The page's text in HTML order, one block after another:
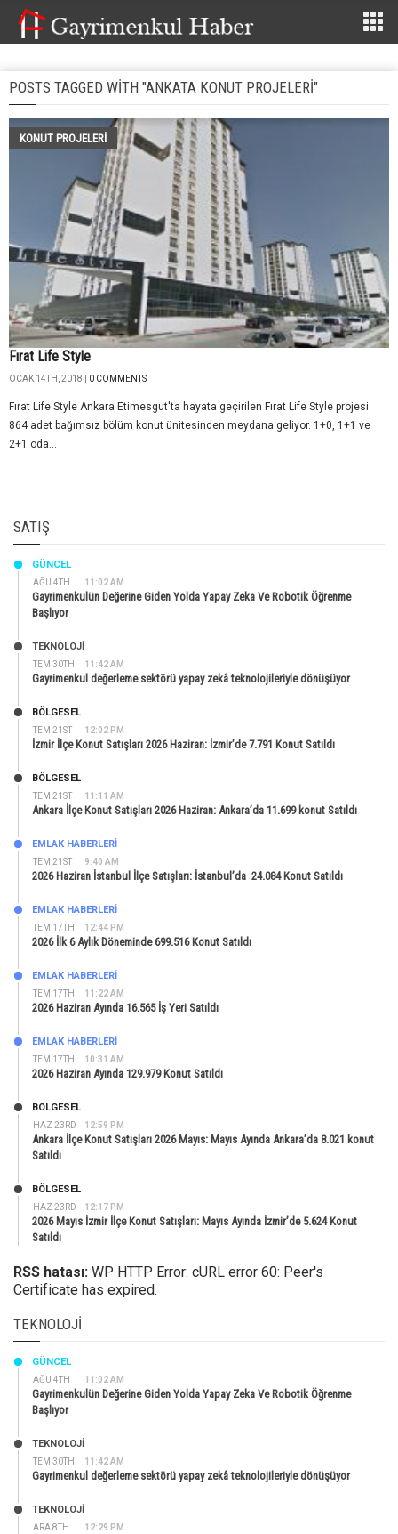
POSTS TAGGED WITH "ANKATA KONUT PROJELERI"
KONUT PROJELERI
Fırat Life Style
OCAK 14TH, 2018 | 0 COMMENTS
Fırat Life Style Ankara Etimesgut'ta hayata geçirilen Fırat Life Style projesi
864 adet bağımsız bölüm konut ünitesinden meydana geliyor. 1+0, 1+1 ve
2+1 oda...
SATIŞ
AĞU 4TH 11:02 AM
GÜNCEL
Gayrimenkulün Değerine Giden Yolda Yapay Zeka Ve Robotik Öğrenme
Başlıyor
TEM 30TH 11:42 AM
TEKNOLOJİ
Gayrimenkul değerleme sektörü yapay zekâ teknolojileriyle dönüşüyor
TEM 21ST 12:02 PM
BÖLGESEL
İzmir İlçe Konut Satışları 2026 Haziran: İzmir’de 7.791 Konut Satıldı
TEM 21ST 11:11 AM
BÖLGESEL
Ankara İlçe Konut Satışları 2026 Haziran: Ankara’da 11.699 konut Satıldı
TEM 21ST 9:40 AM
EMLAK HABERLERI
2026 Haziran İstanbul İlçe Satışları: İstanbul’da 24.084 Konut Satıldı
TEM 17TH 12:44 PM
EMLAK HABERLERI
2026 İlk 6 Aylık Döneminde 699.516 Konut Satıldı
TEM 17TH 11:22 AM
EMLAK HABERLERI
2026 Haziran Ayında 16.565 İş Yeri Satıldı
TEM 17TH 10:31 AM
EMLAK HABERLERI
2026 Haziran Ayında 129.979 Konut Satıldı
HAZ 23RD 12:59 PM
BÖLGESEL
Ankara İlçe Konut Satışları 2026 Mayıs: Mayıs Ayında Ankara’da 8.021 konut
Satıldı
HAZ 23RD 12:17 PM
BÖLGESEL
2026 Mayıs İzmir İlçe Konut Satışları: Mayıs Ayında İzmir’de 5.624 Konut
Satıldı
RSS hatası: WP HTTP Error: cURL error 60: Peer's
Certificate has expired.
TEKNOLOJI
AĞU 4TH 11:02 AM
GÜNCEL
Gayrimenkulün Değerine Giden Yolda Yapay Zeka Ve Robotik Öğrenme
Başlıyor
TEM 30TH 11:42 AM
TEKNOLOJİ
Gayrimenkul değerleme sektörü yapay zekâ teknolojileriyle dönüşüyor
ARA 8TH 12:29 PM
TEKNOLOJİ